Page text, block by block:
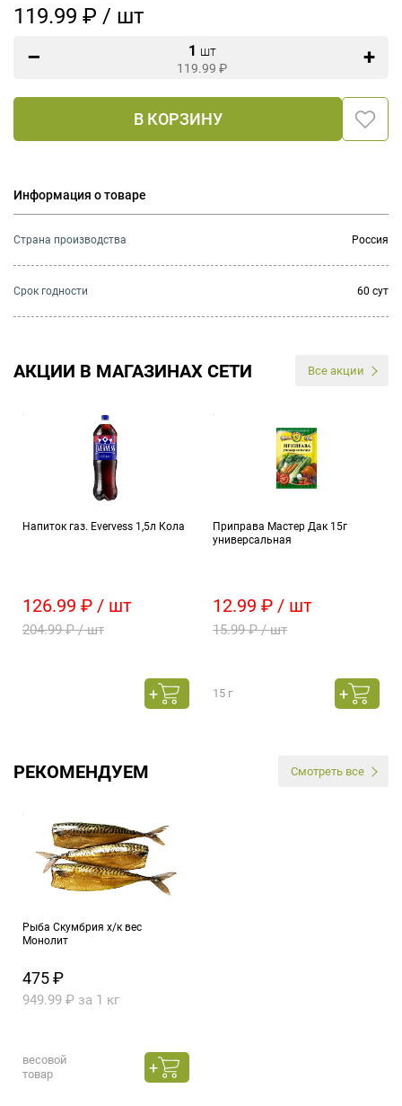
119.99 ₽ / шт
1 шт
119.99 ₽
В КОРЗИНУ
Информация о товаре
Страна производства Россия
Cрок годности 60 сут
АКЦИИ В МАГАЗИНАХ СЕТИ Все акции
Напиток газ. Evervess 1,5л Кола
126.99 ₽ / шт
204.99 ₽ / шт
Приправа Мастер Дак 15г
универсальная
12.99 ₽ / шт
15.99 ₽ / шт
15 г
РЕКОМЕНДУЕМ Смотреть все
Рыба Скумбрия х/к вес
Монолит
475 ₽
949.99 ₽ за 1 кг
весовой
товар